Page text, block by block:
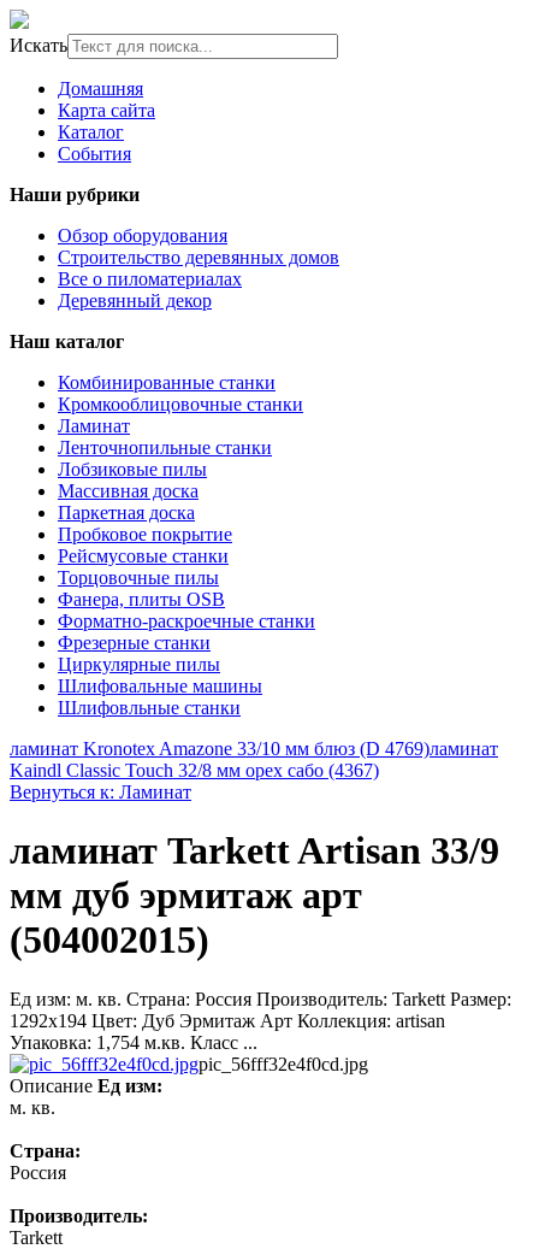
Искать
Домашняя
Карта сайта
Каталог
События
Наши рубрики
Обзор оборудования
Строительство деревянных домов
Все о пиломатериалах
Деревянный декор
Наш каталог
Комбинированные станки
Кромкооблицовочные станки
Ламинат
Ленточнопильные станки
Лобзиковые пилы
Массивная доска
Паркетная доска
Пробковое покрытие
Рейсмусовые станки
Торцовочные пилы
Фанера, плиты OSB
Форматно-раскроечные станки
Фрезерные станки
Циркулярные пилы
Шлифовальные машины
Шлифовльные станки
ламинат Kronotex Amazone 33/10 мм блюз (D 4769)ламинат
Kaindl Classic Touch 32/8 мм орех сабо (4367)
Вернуться к: Ламинат
ламинат Tarkett Artisan 33/9
мм дуб эрмитаж арт
(504002015)
Ед изм: м. кв. Страна: Россия Производитель: Tarkett Размер:
1292x194 Цвет: Дуб Эрмитаж Арт Коллекция: artisan
Упаковка: 1,754 м.кв. Класс ...
pic_56fff32e4f0cd.jpg
Описание Ед изм:
м. кв.
Страна:
Россия
Производитель:
Tarkett